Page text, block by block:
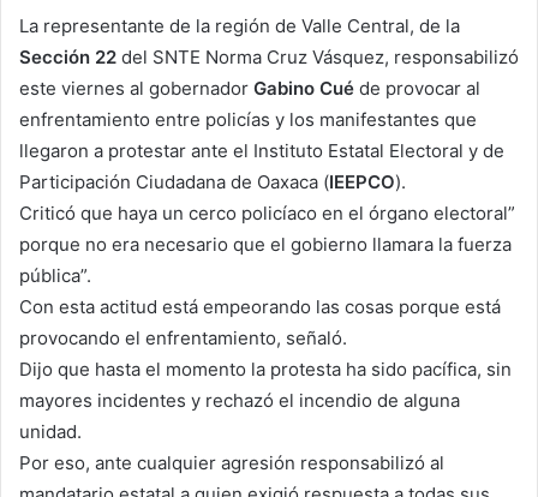
La representante de la región de Valle Central, de la
Sección 22 del SNTE Norma Cruz Vásquez, responsabilizó
este viernes al gobernador Gabino Cué de provocar al
enfrentamiento entre policías y los manifestantes que
llegaron a protestar ante el Instituto Estatal Electoral y de
Participación Ciudadana de Oaxaca (IEEPCO).
Criticó que haya un cerco policíaco en el órgano electoral”
porque no era necesario que el gobierno llamara la fuerza
pública”.
Con esta actitud está empeorando las cosas porque está
provocando el enfrentamiento, señaló.
Dijo que hasta el momento la protesta ha sido pacífica, sin
mayores incidentes y rechazó el incendio de alguna
unidad.
Por eso, ante cualquier agresión responsabilizó al